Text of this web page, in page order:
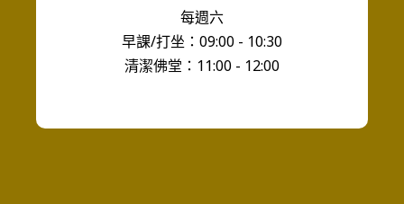
每週六
早課/打坐：09:00 - 10:30
清潔佛堂：11:00 - 12:00